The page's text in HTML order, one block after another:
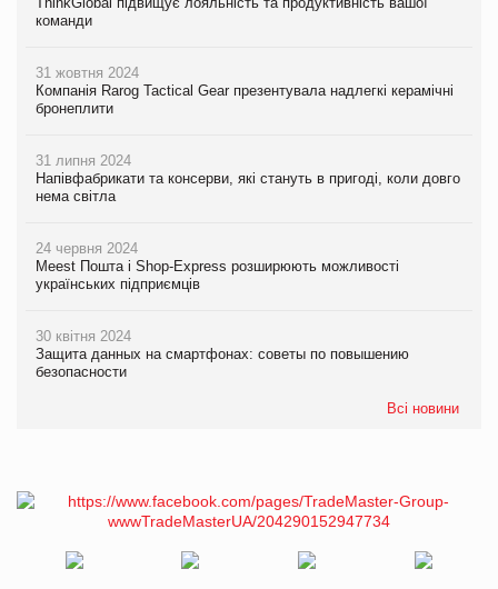
команди
31 жовтня 2024
Компанія Rarog Tactical Gear презентувала надлегкі керамічні
бронеплити
31 липня 2024
Напівфабрикати та консерви, які стануть в пригоді, коли довго
нема світла
24 червня 2024
Meest Пошта і Shop-Express розширюють можливості
українських підприємців
30 квітня 2024
Защита данных на смартфонах: советы по повышению
безопасности
Всі новини